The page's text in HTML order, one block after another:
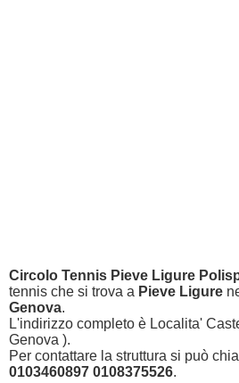
Circolo Tennis Pieve Ligure
tennis che si trova a Pieve Ligure
Genova.
L'indirizzo completo è Localita'
Genova ).
Per contattare la struttura si può
0103460897 0108375526.